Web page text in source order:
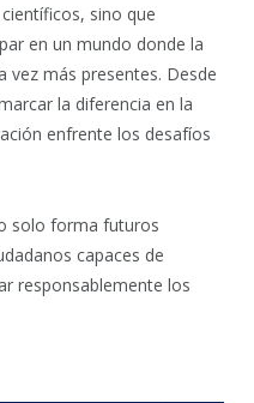
sino que
en un mundo donde la
vez más presentes. Desde
la diferencia en la
enfrente los desafíos
solo forma futuros
capaces de
responsablemente los